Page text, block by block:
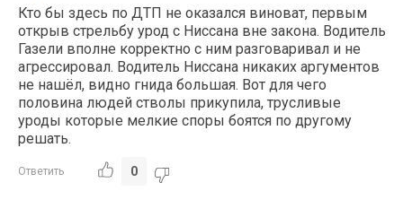
Кто бы здесь по ДТП не оказался виноват, первым
открыв стрельбу урод с Ниссана вне закона. Водитель
Газели вполне корректно с ним разговаривал и не
агрессировал. Водитель Ниссана никаких аргументов
не нашёл, видно гнида большая. Вот для чего
половина людей стволы прикупила, трусливые
уроды которые мелкие споры боятся по другому
решать.
Ответить 0